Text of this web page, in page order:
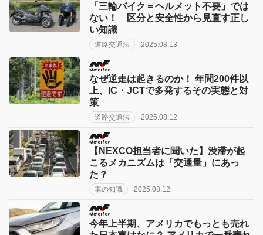
「三輪バイク＝ヘルメット不要」では
ない！ 区分と安全性から見直す正し
い知識
道路交通法 2025.08.13
なぜ逆走は起きるのか！ 年間200件以
上、IC・JCTで多発するその実態と対
策
道路交通法 2025.08.12
【NEXCO担当者に聞いた】渋滞が起
こるメカニズムは「交通量」にあっ
た？
車の知識 2025.08.12
今年上半期、アメリカでもっとも売れ